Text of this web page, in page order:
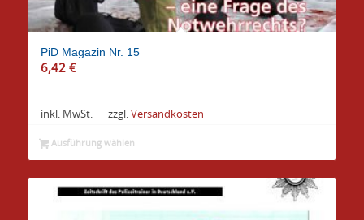
PiD Magazin Nr. 15
6,42 €
inkl. MwSt. zzgl. Versandkosten
Ausführung wählen